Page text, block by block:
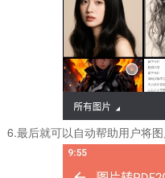
6.最后就可以自动帮助用户将